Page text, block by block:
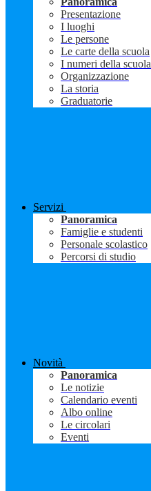
Presentazione
I luoghi
Le persone
Le carte della scuola
I numeri della scuola
Organizzazione
La storia
Graduatorie
Servizi
Panoramica
Famiglie e studenti
Personale scolastico
Percorsi di studio
Novità
Panoramica
Le notizie
Calendario eventi
Albo online
Le circolari
Eventi